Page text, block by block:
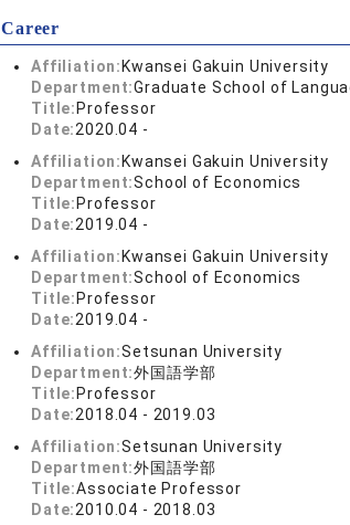
Career
Affiliation: Kwansei Gakuin University
Department:Graduate School of
Title: Professor
Date:2020.04 -
Affiliation: Kwansei Gakuin University
Department:School of Economics
Title: Professor
Date:2019.04 -
Affiliation: Kwansei Gakuin University
Department:School of Economics
Title: Professor
Date:2019.04 -
Affiliation:Setsunan University
Department:外国語学部
Title: Professor
Date:2018.04 - 2019.03
Affiliation:Setsunan University
Department:外国語学部
Title:Associate Professor
Date:2010.04 - 2018.03